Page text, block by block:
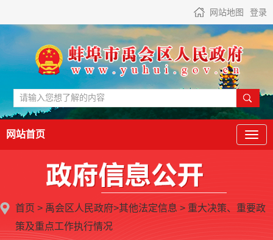
网站地图 登录
网站首页
首页 > 禹会区人民政府>其他法定信息 > 重大决策、重要政
策及重点工作执行情况